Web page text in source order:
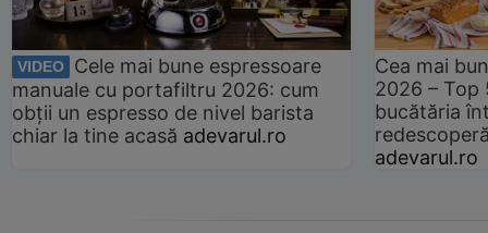
VIDEO
Cele mai bune espressoare
manuale cu portafiltru 2026: cum
obții un espresso de nivel barista
chiar la tine acasă adevarul.ro
Cea mai
2026 –
bucătăria
adevarul.ro